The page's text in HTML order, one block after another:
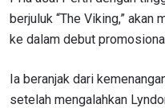
berjuluk “The Viking,” akan
ke dalam debut
Ia beranjak dari
setelah mengalahkan